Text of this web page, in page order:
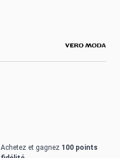
Achetez et gagnez 100 points